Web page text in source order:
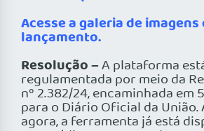
Acesse a galeria de imagens
lançamento.
Resolução –A plataforma
regulamentada por meio da
nº 2.382/24, encaminhada em
para o Diário Oficial da
agora, a ferramenta já está